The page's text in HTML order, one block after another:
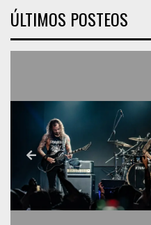
ÚLTIMOS POSTEOS